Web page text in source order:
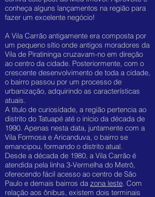
conheça alguns lançamentos na região para
fazer um excelente negócio!
A Vila Carrão antigamente era composta por
um pequeno sítio onde antigos moradores da
Vila de Piratininga cruzavam-no em direção
ao centro da cidade. Posteriormente, com o
crescente desenvolvimento de toda a cidade,
o bairro passou por um processo de
urbanização, adquirindo as características
atuais.
A título de curiosidade, a região pertencia ao
distrito do Tatuapé até o início da década de
1990. Apenas nesta data, juntamente com a
Vila Formosa e Aricanduva, o bairro se
emancipou, formando o distrito atual.
Desde a década de 1980, a Vila Carrão é
atendida pela linha 3-Vermelha do Metrô,
oferecendo fácil acesso ao centro de São
Paulo e demais bairros da zona leste. Com
relação aos ônibus, existem dois terminais